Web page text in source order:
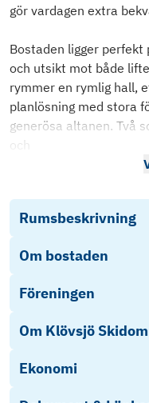
gör vardagen extra
Bostaden ligger perfekt
och utsikt mot både
rymmer en rymlig hall,
planlösning med stora
generösa altanen. Två
Rumsbeskrivning
Om bostaden
Föreningen
Om Klövsjö
Ekonomi